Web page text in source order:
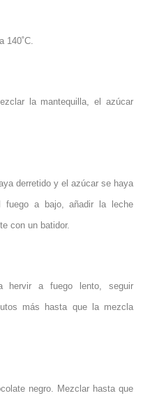
a 140˚C.
la mantequilla, el azúcar
derretido y el azúcar se haya
fuego a bajo, añadir la leche
con un batidor.
hervir a fuego lento, seguir
más hasta que la mezcla
negro. Mezclar hasta que